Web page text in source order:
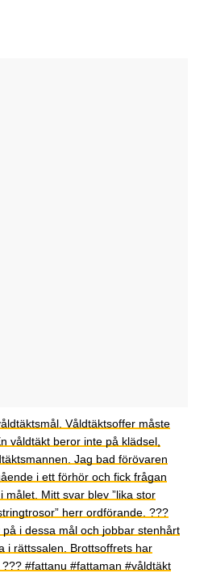
Våldtäktsoffer måste
våldtäkt beror inte på klädsel,
Jag bad förövaren
i ett förhör och fick frågan
målet. Mitt svar blev ”lika stor
herr ordförande. ???
i dessa mål och jobbar stenhårt
i rättssalen. Brottsoffrets har
#fattanu #fattaman #våldtäkt